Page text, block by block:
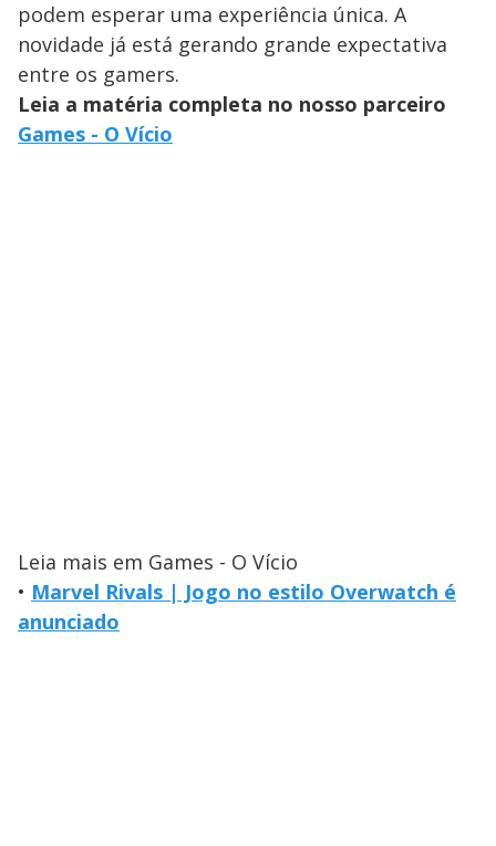
podem esperar uma experiência única. A
novidade já está gerando grande expectativa
entre os gamers.
Leia a matéria completa no nosso parceiro
Games - O Vício
Leia mais em Games - O Vício
• Marvel Rivals | Jogo no estilo Overwatch é
anunciado